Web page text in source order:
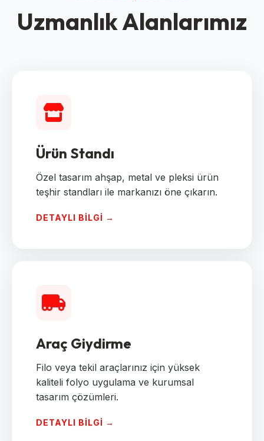
Uzmanlık Alanlarımız
Ürün Standı
Özel tasarım ahşap, metal ve pleksi ürün
teşhir standları ile markanızı öne çıkarın.
DETAYLI BILGI →
Araç Giydirme
Filo veya tekil araçlarınız için yüksek
kaliteli folyo uygulama ve kurumsal
tasarım çözümleri.
DETAYLI BILGI →